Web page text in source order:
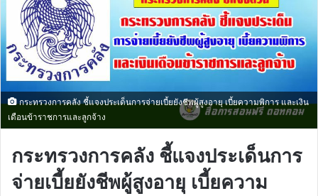
กระทรวงการคลัง ชี้แจงประเด็นการจ่ายเบี้ยยังชีพผู้สูงอายุ เบี้ยความพิการ และเงิน
เดือนข้าราชการและลูกจ้าง
กระทรวงการคลัง ชี้แจงประเด็นการ
จ่ายเบี้ยยังชีพผู้สูงอายุ เบี้ยความ